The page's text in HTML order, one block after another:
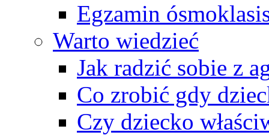
Egzamin
Warto wiedzieć
Jak radzić sobie z
Co zrobić gdy
Czy dziecko